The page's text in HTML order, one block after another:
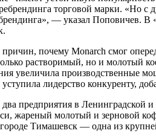
торговой марки. «Но с
— указал Поповичев.
почему Monarch смог
растворимый, но и молотый
увеличила производственные
лидерство конкуренту,
предприятия в
жареный молотый и зерновой
городе Тимашевск — одна из